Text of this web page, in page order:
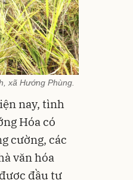
xã Hướng Phùng.
nay, tình
Hóa có
cường, các
văn hóa
đầu tư